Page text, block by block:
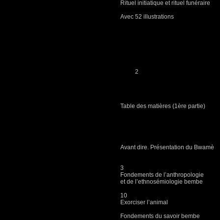
Rituel initiatique et rituel funéraire
Avec 52 illustrations
2
Table des matières (1ère partie)
Avant dire. Présentation
3
Fondements de l’anthropologie
et de l’ethnosémiologie bembe
10
Exorciser l’animal
Fondements du savoir bembe